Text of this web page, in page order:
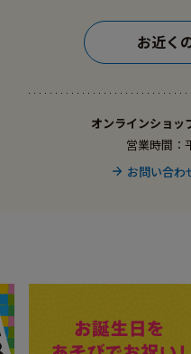
お近く
オンラインショッ
営業時間：
お問い合わ